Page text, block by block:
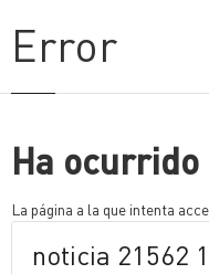
Error
Ha
La página a la que intenta